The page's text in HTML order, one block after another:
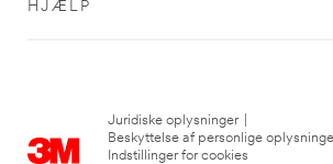
HJÆLP
Juridiske oplysninger
Beskyttelse af personlige
Indstillinger for cookies